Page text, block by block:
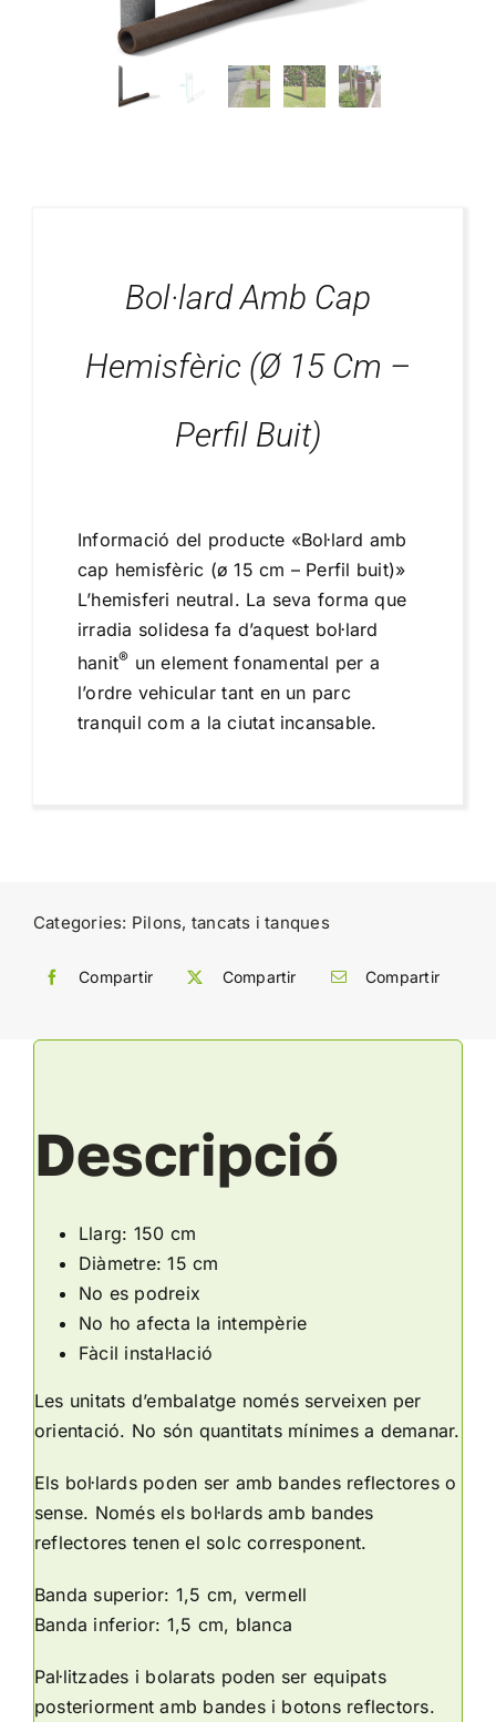
Blog
Projectes Realitzats
Bol·lard Amb Cap
Hemisfèric (ø 15 Cm –
Perfil Buit)
Informació del producte «Bol·lard amb
cap hemisfèric (ø 15 cm – Perfil buit)»
L’hemisferi neutral. La seva forma que
irradia solidesa fa d’aquest bol·lard
hanit® un element fonamental per a
l’ordre vehicular tant en un parc
tranquil com a la ciutat incansable.
Categories: Pilons, tancats i tanques
Compartir Compartir Compartir
Descripció
Llarg: 150 cm
Diàmetre: 15 cm
No es podreix
No ho afecta la intempèrie
Fàcil instal·lació
Les unitats d’embalatge només serveixen per
orientació. No són quantitats mínimes a demanar.
Els bol·lards poden ser amb bandes reflectores o
sense. Només els bol·lards amb bandes
reflectores tenen el solc corresponent.
Banda superior: 1,5 cm, vermell
Banda inferior: 1,5 cm, blanca
Pal·litzades i bolarats poden ser equipats
posteriorment amb bandes i botons reflectors.